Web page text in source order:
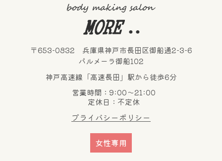
〒653-0832 兵庫県神戸市長田区御船通2-3-6
パルメーラ御船102
神戸高速線「高速長田」駅から徒歩6分
営業時間：9:00～21:00
定休日：不定休
プライバシーポリシー
女性専用